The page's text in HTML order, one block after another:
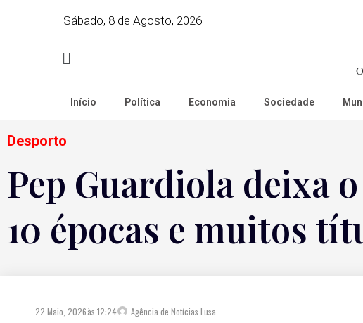
Sábado, 8 de Agosto, 2026
Início Política Economia Sociedade
Desporto
Pep Guardiola deixa
10 épocas e muitos
22 Maio, 2026às 12:24 Agência de Notícias Lusa